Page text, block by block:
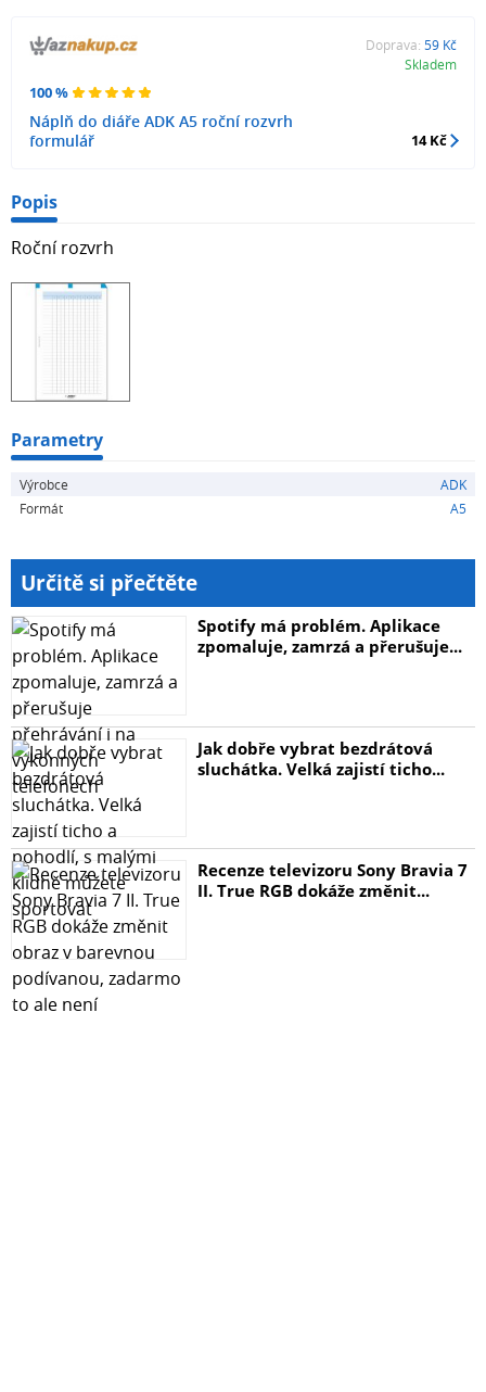
100 %
Náplň do diáře ADK A5 roční rozvrh
formulář
Doprava: 59 Kč
Skladem
14 Kč
Popis
Roční rozvrh
Parametry
Výrobce
ADK
Formát
A5
Určitě si přečtěte
Spotify má problém. Aplikace
zpomaluje, zamrzá a přerušuje...
Jak dobře vybrat bezdrátová
sluchátka. Velká zajistí ticho...
Recenze televizoru Sony Bravia 7
II. True RGB dokáže změnit...